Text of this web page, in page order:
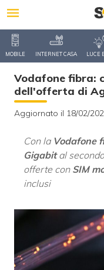
MOBILE INTERNET CASA LUCE
Vodafone fibra:
dell'offerta di
Aggiornato il 18/02/
Con laVodafone
Gigabital
offerte con SIM
inclusi